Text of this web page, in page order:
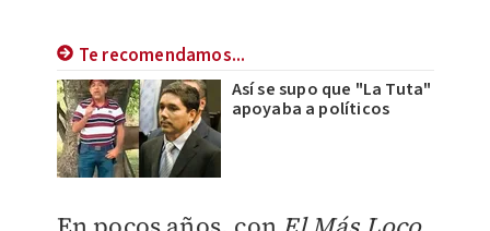
Te recomendamos...
Así se supo que "La Tuta"
apoyaba a políticos